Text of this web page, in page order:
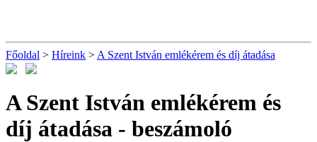
Főoldal > Híreink > A Szent István emlékérem és díj átadása
A Szent István emlékérem és
díj átadása - beszámoló